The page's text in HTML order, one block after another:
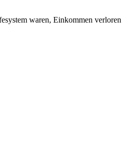
waren, Einkommen verloren